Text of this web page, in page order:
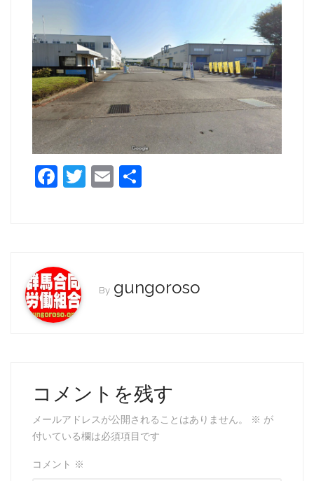
F
a
b
o
o
k
T
w
E
m
By gungoroso
コメントを残す
メールアドレスが公開されることはありません。 ※ が
付いている欄は必須項目です
コメント ※